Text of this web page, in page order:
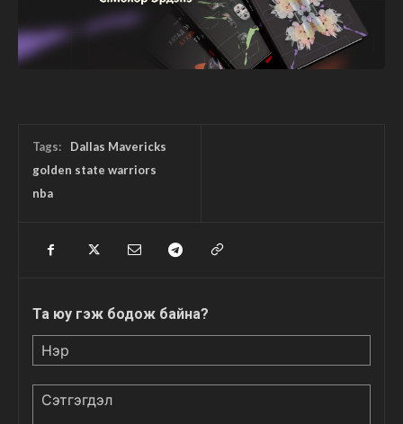
Tags:
Dallas Mavericks
golden state warriors
nba
Та юу гэж бодож байна?